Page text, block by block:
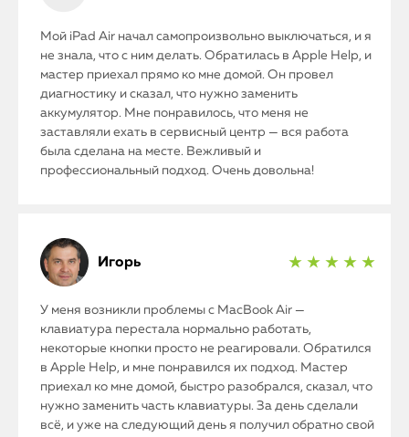
Мой iPad Air начал самопроизвольно выключаться, и я
не знала, что с ним делать. Обратилась в Apple Help, и
мастер приехал прямо ко мне домой. Он провел
диагностику и сказал, что нужно заменить
аккумулятор. Мне понравилось, что меня не
заставляли ехать в сервисный центр — вся работа
была сделана на месте. Вежливый и
профессиональный подход. Очень довольна!
Игорь ★ ★ ★ ★ ★
У меня возникли проблемы с MacBook Air —
клавиатура перестала нормально работать,
некоторые кнопки просто не реагировали. Обратился
в Apple Help, и мне понравился их подход. Мастер
приехал ко мне домой, быстро разобрался, сказал, что
нужно заменить часть клавиатуры. За день сделали
всё, и уже на следующий день я получил обратно свой